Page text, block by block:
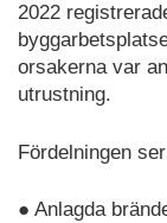
2022
orsakerna var
utrustning.
Fördelningen
● Anlagda